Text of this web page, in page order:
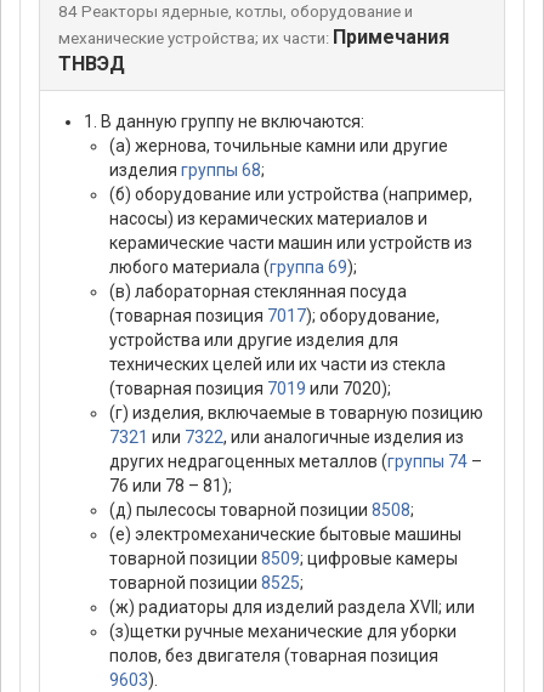
84 Реакторы ядерные, котлы, оборудование и
механические устройства; их части: Примечания
ТНВЭД
1. В данную группу не включаются:
(а) жернова, точильные камни или другие
изделия группы 68;
(б) оборудование или устройства (например,
насосы) из керамических материалов и
керамические части машин или устройств из
любого материала (группа 69);
(в) лабораторная стеклянная посуда
(товарная позиция 7017); оборудование,
устройства или другие изделия для
технических целей или их части из стекла
(товарная позиция 7019 или 7020);
(г) изделия, включаемые в товарную позицию
7321 или 7322, или аналогичные изделия из
других недрагоценных металлов (группы 74 –
76 или 78 – 81);
(д) пылесосы товарной позиции 8508;
(е) электромеханические бытовые машины
товарной позиции 8509; цифровые камеры
товарной позиции 8525;
(ж) радиаторы для изделий раздела XVII; или
(з)щетки ручные механические для уборки
полов, без двигателя (товарная позиция
9603).